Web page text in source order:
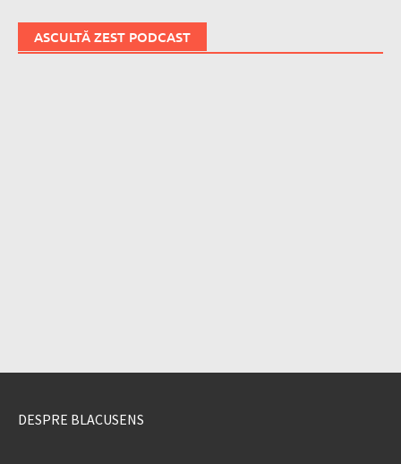
ASCULTĂ ZEST PODCAST
DESPRE BLACUSENS